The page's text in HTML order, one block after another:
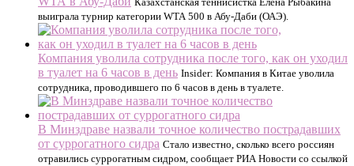
выиграла турнир категории WTA 500 в Абу‑Даби (ОАЭ).
Компания уволила сотрудника после того, как он уходил
в туалет на 6 часов в день Insider: Компания в Китае уволила
сотрудника, проводившего по 6 часов в день в туалете.
В Минздраве назвали точное количество пострадавших
от суррогатного сидра Стало известно, сколько всего россиян
отравились суррогатным сидром, сообщает РИА Новости со ссылкой